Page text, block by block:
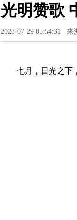
光明赞歌
2023-07-29 05:54:31
七月，日光之下